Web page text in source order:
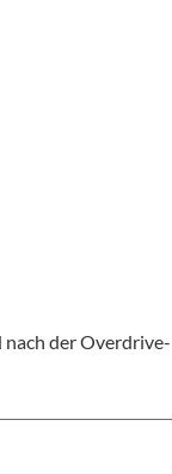
der Overdrive-